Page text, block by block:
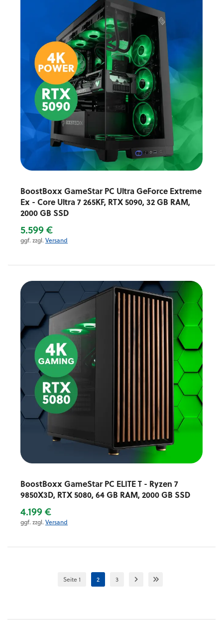
BoostBoxx GameStar PC Ultra GeForce Extreme
Ex - Core Ultra 7 265KF, RTX 5090, 32 GB RAM,
2000 GB SSD
5.599 €
ggf. zzgl. Versand
BoostBoxx GameStar PC ELITE T - Ryzen 7
9850X3D, RTX 5080, 64 GB RAM, 2000 GB SSD
4.199 €
ggf. zzgl. Versand
Seite 1 2 3